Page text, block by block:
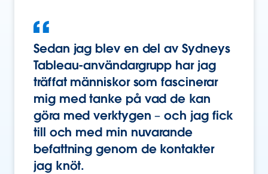
Sedan jag blev en del av Sydneys
Tableau-användargrupp har jag
träffat människor som fascinerar
mig med tanke på vad de kan
göra med verktygen – och jag fick
till och med min nuvarande
befattning genom de kontakter
jag knöt.